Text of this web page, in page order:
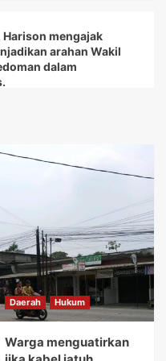
mengajak
arahan Wakil
dalam
Tangerang Rd.
Bupati Tangerang
acara Gebyar
memberikan wadah
usaha mikro.
memiliki nilai
Daerah Hukum
Warga menguatirkan